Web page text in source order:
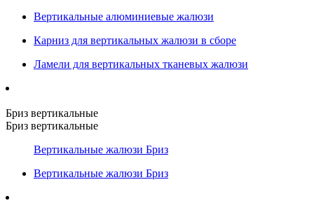
Вертикальные алюминиевые жалюзи
Карниз для вертикальных жалюзи в сборе
Ламели для вертикальных тканевых жалюзи
Бриз вертикальные
Бриз вертикальные
Вертикальные жалюзи Бриз
Вертикальные жалюзи Бриз